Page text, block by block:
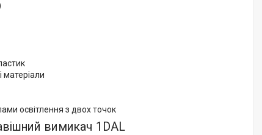
матеріали
освітлення з двох точок
вимикач 1DAL